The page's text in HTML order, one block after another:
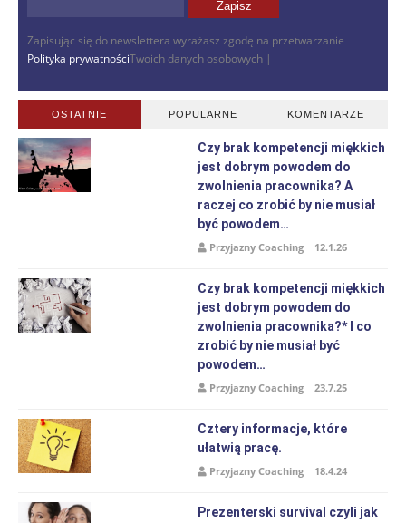
Zapisując się do newslettera wyrażasz zgodę na przetwarzanie
Twoich danych osobowych |
Polityka prywatności
OSTATNIE POPULARNE KOMENTARZE
Czy brak kompetencji miękkich
jest dobrym powodem do
zwolnienia pracownika? A
raczej co zrobić by nie musiał
być powodem…
Przyjazny Coaching 12.1.26
Czy brak kompetencji miękkich
jest dobrym powodem do
zwolnienia pracownika?* I co
zrobić by nie musiał być
powodem…
Przyjazny Coaching 23.7.25
Cztery informacje, które
ułatwią pracę.
Przyjazny Coaching 18.4.24
Prezenterski survival czyli jak